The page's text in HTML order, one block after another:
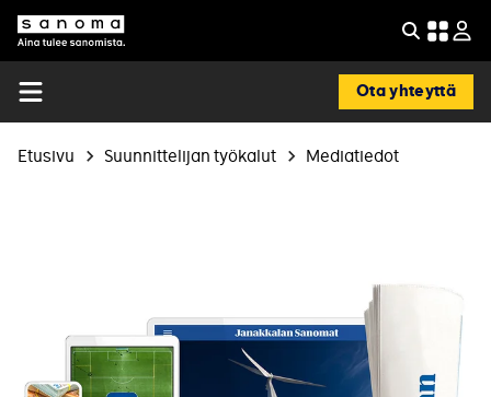
Sanoma Etsi
Open
menu
Ota yhteyttä
Murupolku
Etusivu Suunnittelijan työkalut Mediatiedot